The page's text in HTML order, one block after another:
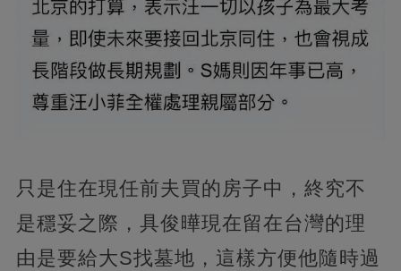
只是住在現任前夫買的房子中，終究不
是穩妥之際，具俊曄現在留在台灣的理
由是要給大S找墓地，這樣方便他隨時過